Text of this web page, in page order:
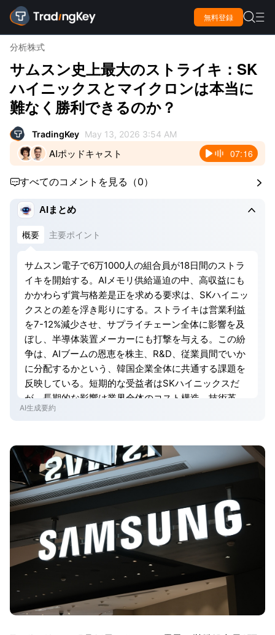
無料登録  
分析株式
サムスン史上最大のストライキ：SK
ハイニックスとマイクロンは本当に
難なく勝利できるのか？
TradingKey May 13, 2026 3:54 AM
AIポッドキャスト 07:16
すべてのコメントを見る （0） 
AIまとめ 
概要 主要ポイント
サムスン電子で6万1000人の組合員が18日間のストラ
イキを開始する。AIメモリ供給逼迫の中、高収益にも
かかわらず賞与格差是正を求める要求は、SKハイニッ
クスとの差を浮き彫りにする。ストライキは営業利益
を7-12%減少させ、サプライチェーン全体に影響を及
ぼし、半導体装置メーカーにも打撃を与える。この紛
争は、AIブームの恩恵を株主、R&D、従業員間でいか
に分配するかという、韓国企業全体に共通する課題を
反映している。短期的な受益者はSKハイニックスだ
が、長期的な影響は業界全体のコスト構造、技術革
新、サプライチェーンの多極化に及ぶ可能性がある。
AI生成要約